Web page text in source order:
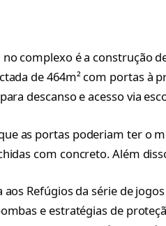
complexo é a construção
de 464m² com portas à
descanso e acesso via
as portas poderiam ter o
com concreto. Além
Refúgios da série de
e estratégias de